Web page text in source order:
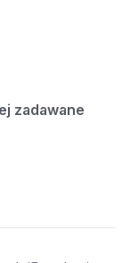
zadawane